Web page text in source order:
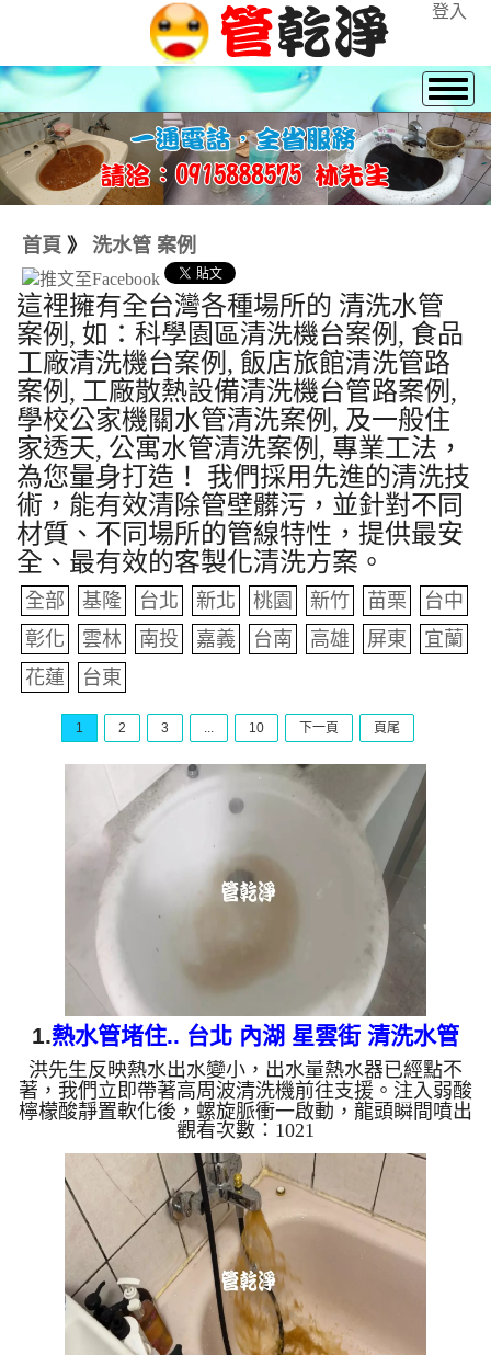
登入
首頁 》 洗水管 案例
這裡擁有全台灣各種場所的 清洗水管
案例, 如：科學園區清洗機台案例, 食品
工廠清洗機台案例, 飯店旅館清洗管路
案例, 工廠散熱設備清洗機台管路案例,
學校公家機關水管清洗案例, 及一般住
家透天, 公寓水管清洗案例, 專業工法，
為您量身打造！ 我們採用先進的清洗技
術，能有效清除管壁髒污，並針對不同
材質、不同場所的管線特性，提供最安
全、最有效的客製化清洗方案。
全部 基隆 台北 新北 桃園 新竹 苗栗
台中
彰化
雲林 南投 嘉義 台南 高雄 屏東
宜蘭
花蓮
台東
1 2 3 ... 10 下一頁 頁尾
1.熱水管堵住.. 台北 內湖 星雲街 清洗水管
洪先生反映熱水出水變小，出水量熱水器已經點不
著，我們立即帶著高周波清洗機前往支援。注入弱酸
檸檬酸靜置軟化後，螺旋脈衝一啟動，龍頭瞬間噴出
黃水！顏色越來越深，經過兩小時努力，熱水出水量
終於恢復。 為什麼水管需要定期「大掃除」？ 單靠
水壓帶不走管壁陳年汙垢。不同的水質顏色，反映了
不同的居家隱患： 棕色（鐵鏽）： 管線老化徵兆。
黑色（氧化錳）： 常見於地下水源。 綠色（銅
綠）： 銅合金接頭氧化。 乳白（生物膜）： 細菌黏
液滋生的...
觀看次數：1021